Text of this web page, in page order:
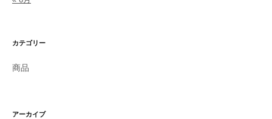
カテゴリー
商品
アーカイブ